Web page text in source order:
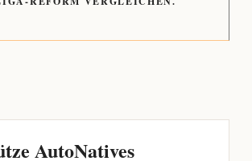
AutoNatives